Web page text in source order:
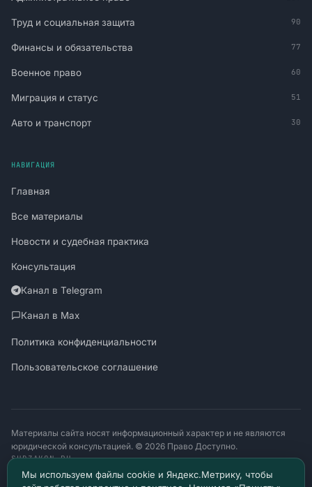
Труд и социальная защита 90
Финансы и обязательства 77
Военное право 60
Миграция и статус 51
Авто и транспорт 30
НАВИГАЦИЯ
Главная
Все материалы
Новости и судебная практика
Консультация
Канал в Telegram
Канал в Max
Политика конфиденциальности
Пользовательское соглашение
Материалы сайта носят информационный характер и не являются
юридической консультацией. © 2026 Право Доступно.
SUDZAKON.RU
Оператор персональных данных: ООО «ЯЛАНЖИ И ПАРТНЕРЫ»
ИНН 9717182760 · ОГРН 1257700370641
Мы используем файлы cookie и Яндекс.Метрику, чтобы